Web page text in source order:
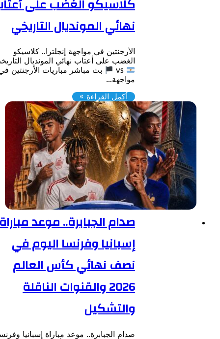
كلاسيكو الغضب على أعتاب
نهائي المونديال التاريخي
الأرجنتين في مواجهة إنجلترا.. كلاسيكو
الغضب على أعتاب نهائي المونديال التاريخي
​بث مباشر مباريات الأرجنتين في
مواجهة…
أكمل القراءة »
صدام الجبابرة.. موعد مباراة
إسبانيا وفرنسا اليوم في
نصف نهائي كأس العالم
2026 والقنوات الناقلة
والتشكيل
صدام الجبابرة.. موعد مباراة إسبانيا وفرنسا